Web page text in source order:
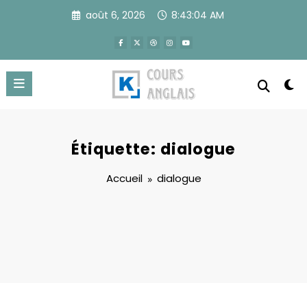
août 6, 2026 8:43:04 AM
Étiquette: dialogue
Accueil dialogue